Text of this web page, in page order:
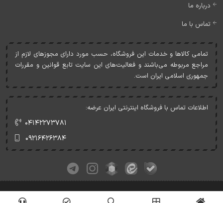
درباره ما
تماس با ما
تمامی کالاها و خدمات اين فروشگاه، حسب مورد دارای مجوزهای لازم از
مراجع مربوطه می‌باشند و فعاليت‌های اين سايت تابع قوانين و مقررات
جمهوری اسلامی ايران است.
اطلاعات تماس با فروشگاه اینترنتی ایران عرضه:
۰۴۱۴۲۲۷۳۷۸۱
۰۹۲۱۶۴۲۶۳۸۴